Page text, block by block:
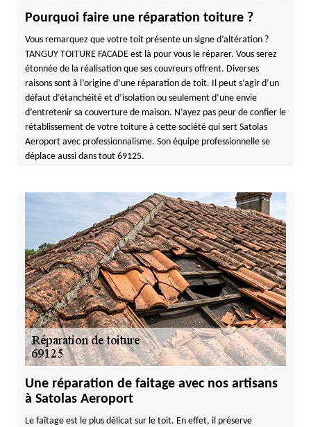
Pourquoi faire une réparation toiture ?
Vous remarquez que votre toit présente un signe d’altération ?
TANGUY TOITURE FACADE est là pour vous le réparer. Vous serez
étonnée de la réalisation que ses couvreurs offrent. Diverses
raisons sont à l’origine d’une réparation de toit. Il peut s’agir d’un
défaut d’étanchéité et d’isolation ou seulement d’une envie
d’entretenir sa couverture de maison. N’ayez pas peur de confier le
rétablissement de votre toiture à cette société qui sert Satolas
Aeroport avec professionnalisme. Son équipe professionnelle se
déplace aussi dans tout 69125.
Une réparation de faitage avec nos artisans
à Satolas Aeroport
Le faîtage est le plus délicat sur le toit. En effet, il préserve